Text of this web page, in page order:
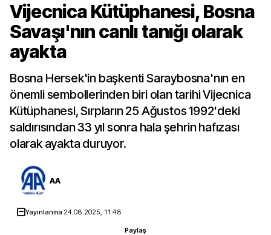
Vijecnica Kütüphanesi, Bosna
Savaşı'nın canlı tanığı olarak
ayakta
Bosna Hersek'in başkenti Saraybosna'nın en
önemli sembollerinden biri olan tarihi Vijecnica
Kütüphanesi, Sırpların 25 Ağustos 1992'deki
saldırısından 33 yıl sonra hala şehrin hafızası
olarak ayakta duruyor.
AA
Yayınlanma 24.08.2025, 11:48
Paylaş